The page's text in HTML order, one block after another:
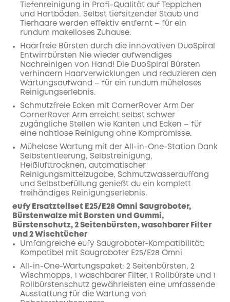
Tiefenreinigung in Profi-Qualität auf Teppichen
und Hartböden. Selbst tiefsitzender Staub und
Tierhaare werden effektiv entfernt – für ein
rundum makelloses Zuhause.
Haarfreie Bürsten durch die innovativen DuoSpiral
Entwirrbürsten Nie wieder aufwendiges
Nachreinigen von Hand! Die DuoSpiral Bürsten
verhindern Haarverwicklungen und reduzieren den
Wartungsaufwand – für ein rundum müheloses
Reinigungserlebnis.
Schmutzfreie Ecken mit CornerRover Arm Der
CornerRover Arm erreicht selbst schwer
zugängliche Stellen wie Kanten und Ecken – für
eine nahtlose Reinigung ohne Kompromisse.
Mühelose Wartung mit der All-in-One-Station Dank
Selbstentleerung, Selbstreinigung,
Heißlufttrocknen, automatischer
Reinigungsmittelzugabe, Schmutzwasserauffang
und Selbstbefüllung genießt du ein komplett
freihändiges Reinigungserlebnis.
eufy Ersatzteilset E25/E28 Omni Saugroboter,
Bürstenwalze mit Borsten und Gummi,
Bürstenschutz, 2 Seitenbürsten, waschbarer Filter
und 2 Wischtücher
Umfangreiche eufy Saugroboter-Kompatibilität:
Kompatibel mit Saugroboter E25/E28 Omni
All-in-One-Wartungspaket: 2 Seitenbürsten, 2
Wischmopps, 1 waschbarer Filter, 1 Rollbürste und 1
Rollbürstenschutz gewährleisten eine umfassende
Ausstattung für die Wartung von